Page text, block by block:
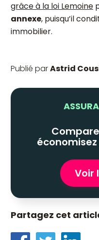
grâce à la loi Lemoine
annexe, puisqu’il
immobilier.
Publié parAstrid
économisez
Voir
Partagez cet